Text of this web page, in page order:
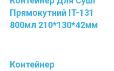
Прямокутний IT-131
800мл 210*130*42мм
Контейнер